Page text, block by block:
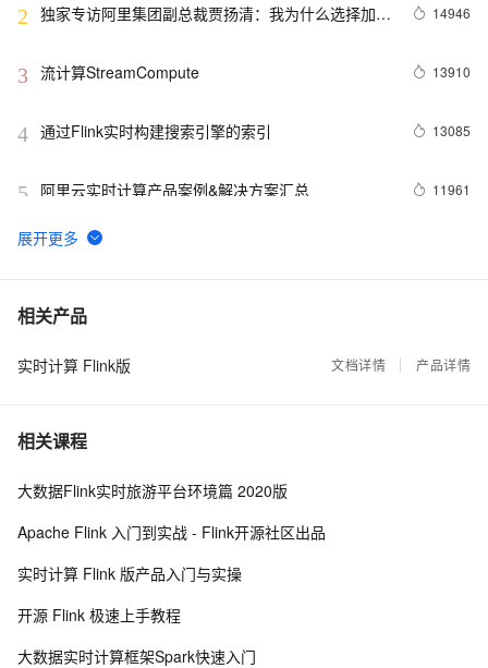
2 独家专访阿里集团副总裁贾扬清：我为什么选择加入
14946
3 流计算StreamCompute 13910
4 通过Flink实时构建搜索引擎的索引 13085
5 阿里云实时计算产品案例&解决方案汇总 11961
6 流计算精品翻译: The Dataflow Model
7 回顾 | Kafka x Flink Meetup 与世界人工智能大会大
8 Flink SQL 功能解密系列 —— 流式 TopN 挑战与实
10445
9
10基于Flink的实时日志分析系统实践
相关产品
实时计算 Flink版 文档详情 产品详情
相关课程
大数据Flink实时旅游平台环境篇 2020版
Apache Flink 入门到实战 - Flink开源社区出品
实时计算 Flink 版产品入门与实操
开源 Flink 极速上手教程
大数据实时计算框架Spark快速入门